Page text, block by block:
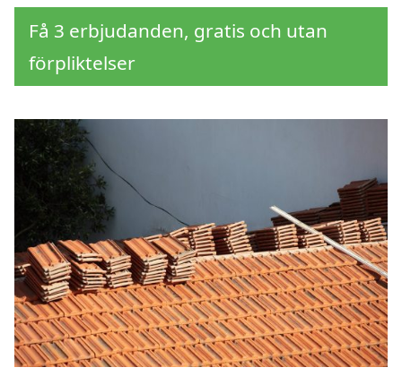
Få 3 erbjudanden, gratis och utan
förpliktelser